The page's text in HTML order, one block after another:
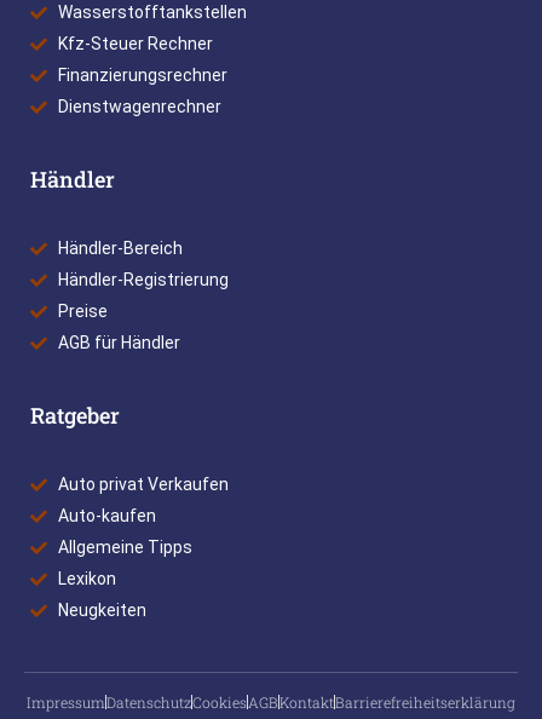
Wasserstofftankstellen
Kfz-Steuer Rechner
Finanzierungsrechner
Dienstwagenrechner
Händler
Händler-Bereich
Händler-Registrierung
Preise
AGB für Händler
Ratgeber
Auto privat Verkaufen
Auto-kaufen
Allgemeine Tipps
Lexikon
Neugkeiten
ImpressumDatenschutzCookiesAGBKontaktBarrierefreiheitserklärung